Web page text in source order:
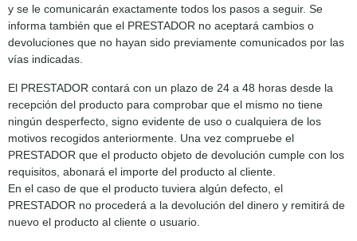
y se le comunicarán exactamente todos los pasos a seguir. Se
informa también que el PRESTADOR no aceptará cambios o
devoluciones que no hayan sido previamente comunicados por las
vías indicadas.
El PRESTADOR contará con un plazo de 24 a 48 horas desde la
recepción del producto para comprobar que el mismo no tiene
ningún desperfecto, signo evidente de uso o cualquiera de los
motivos recogidos anteriormente. Una vez compruebe el
PRESTADOR que el producto objeto de devolución cumple con los
requisitos, abonará el importe del producto al cliente.
En el caso de que el producto tuviera algún defecto, el
PRESTADOR no procederá a la devolución del dinero y remitirá de
nuevo el producto al cliente o usuario.